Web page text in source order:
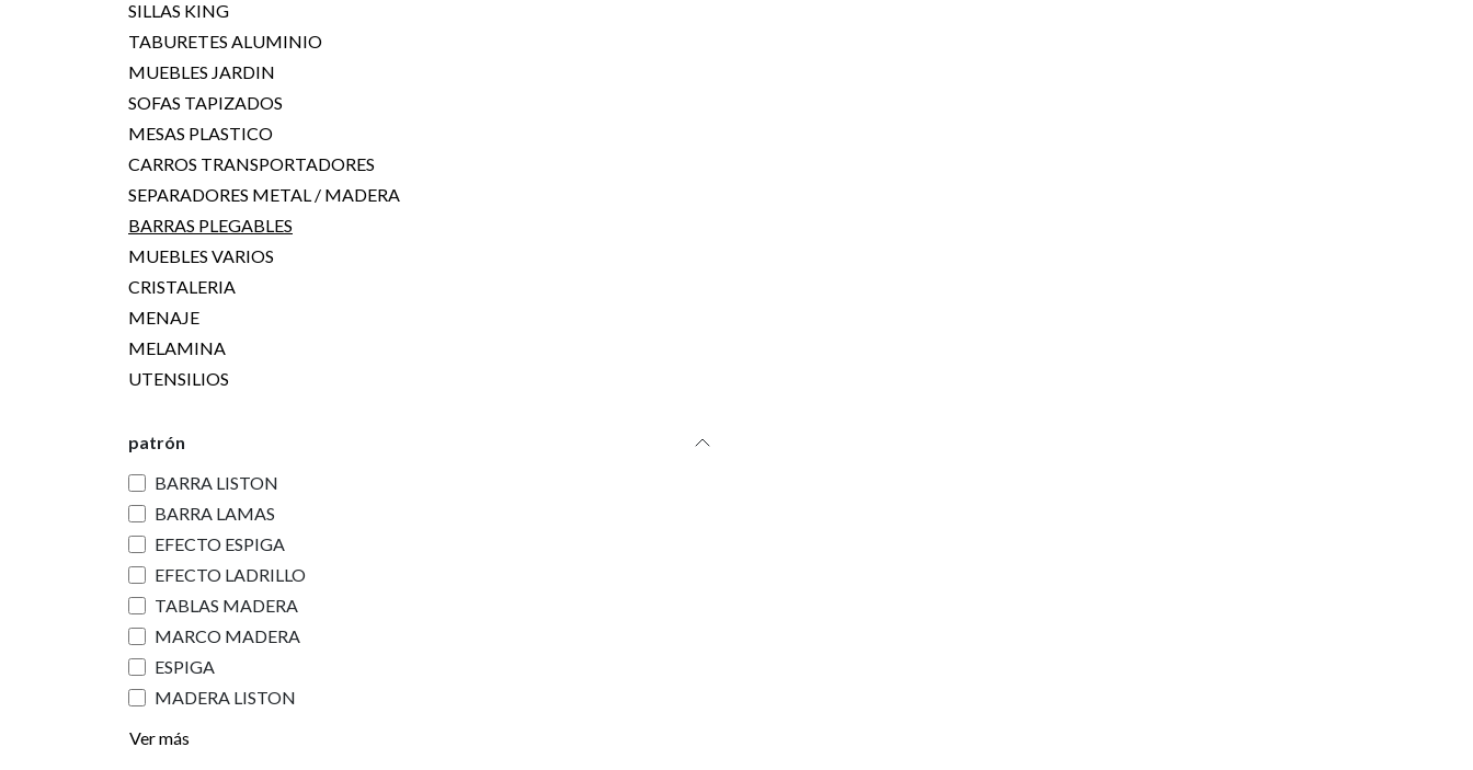
SILLAS KING
TABURETES ALUMINIO
MUEBLES JARDIN
SOFAS TAPIZADOS
MESAS PLASTICO
CARROS TRANSPORTADORES
SEPARADORES METAL / MADERA
BARRAS PLEGABLES
MUEBLES VARIOS
CRISTALERIA
MENAJE
MELAMINA
UTENSILIOS
patrón
BARRA LISTON
BARRA LAMAS
EFECTO ESPIGA
EFECTO LADRILLO
TABLAS MADERA
MARCO MADERA
ESPIGA
MADERA LISTON
Ver más